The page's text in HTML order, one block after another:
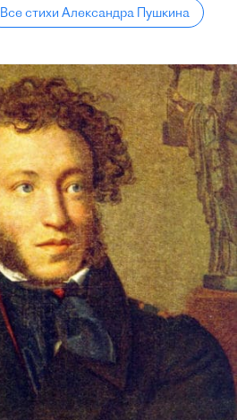
Все стихи Александра Пушкина